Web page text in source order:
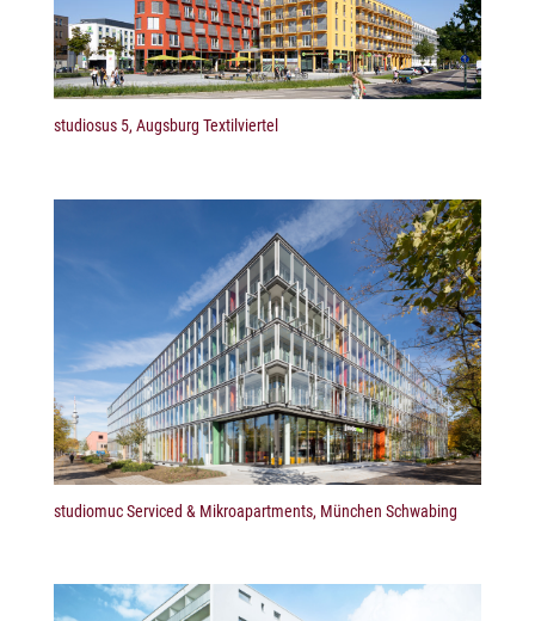
studiosus 5, Augsburg Textilviertel
studiomuc Serviced & Mikroapartments, München Schwabing